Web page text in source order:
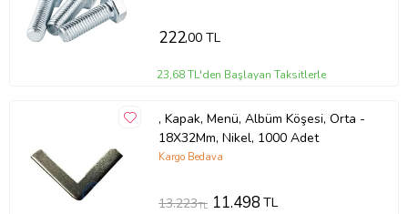
222,00 TL
23,68 TL'den Başlayan Taksitlerle
, Kapak, Menü, Albüm Köşesi, Orta -
18X32Mm, Nikel, 1000 Adet
Kargo Bedava
13.223TL 11.498TL